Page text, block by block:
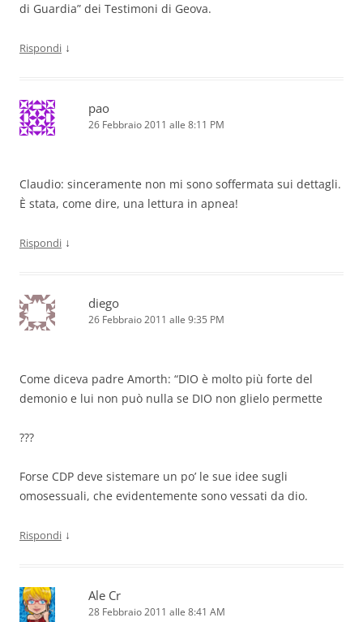
di Guardia” dei Testimoni di Geova.
Rispondi ↓
pao
26 Febbraio 2011 alle 8:11 PM
Claudio: sinceramente non mi sono soffermata sui dettagli.
È stata, come dire, una lettura in apnea!
Rispondi ↓
diego
26 Febbraio 2011 alle 9:35 PM
Come diceva padre Amorth: “DIO è molto più forte del
demonio e lui non può nulla se DIO non glielo permette
???
Forse CDP deve sistemare un po’ le sue idee sugli
omosessuali, che evidentemente sono vessati da dio.
Rispondi ↓
Ale Cr
28 Febbraio 2011 alle 8:41 AM